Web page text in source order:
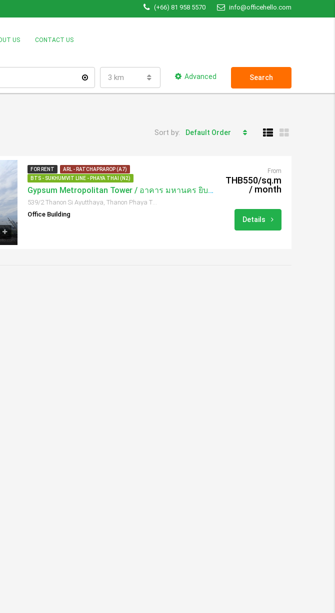
(+66) 81 958 5570 info@officehello.com
US CONTACT US
3 km Advanced Search
Sort by: Default Order
FOR RENT
ARL - RATCHAPRAROP (A7)
BTS - SUKHUMVIT LINE - PHAYA THAI (N2)
Gypsum Metropolitan Tower / อาคาร มหานคร ยิบซั่ม
539/2 Thanon Si Ayutthaya, Thanon Phaya Thai, Ratchathewi, Bangkok 10400, Thailand
Office Building
From
THB550/sq.m
/ month
Details